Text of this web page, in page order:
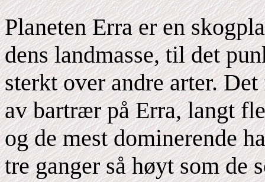
Planeten Erra er en
dens landmasse, til det
sterkt over andre arter.
av bartrær på Erra, langt
og de mest dominerende
tre ganger så høyt som de